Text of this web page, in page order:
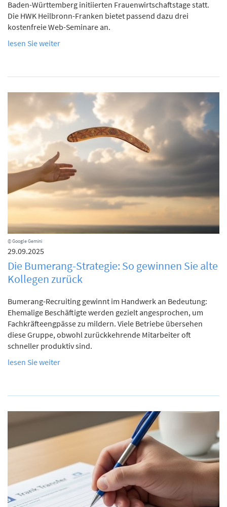
Baden-Württemberg initiierten Frauenwirtschaftstage statt.
Die HWK Heilbronn-Franken bietet passend dazu drei
kostenfreie Web-Seminare an.
lesen Sie weiter
© Google Gemini
29.09.2025
Die Bumerang-Strategie: So gewinnen Sie alte
Kollegen zurück
Bumerang-Recruiting gewinnt im Handwerk an Bedeutung:
Ehemalige Beschäftigte werden gezielt angesprochen, um
Fachkräfteengpässe zu mildern. Viele Betriebe übersehen
diese Gruppe, obwohl zurückkehrende Mitarbeiter oft
schneller produktiv sind.
lesen Sie weiter